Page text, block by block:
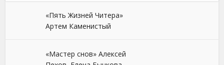
«Пять Жизней Читера»
Артем Каменистый
«Мастер снов» Алексей